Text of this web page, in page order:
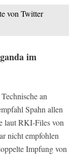
von Twitter
im
an
Spahn allen
laut RKI-Files von
nicht empfohlen
Impfung von